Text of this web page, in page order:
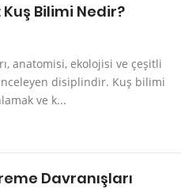
Bilimi Nedir?
anatomisi, ekolojisi ve çeşitli
disiplindir. Kuş bilimi
ve k...
Davranışları